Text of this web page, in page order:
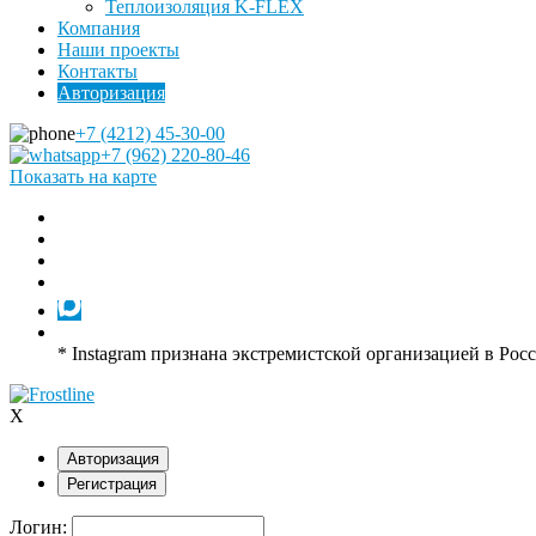
Теплоизоляция K-FLEX
Компания
Наши проекты
Контакты
Авторизация
+7 (4212) 45-30-00
+7 (962) 220-80-46
Показать на карте
* Instagram признана экстремистской организацией в
X
Авторизация
Регистрация
Логин: